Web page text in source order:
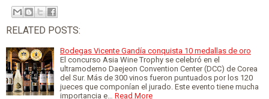
RELATED POSTS:
Bodegas Vicente Gandía conquista 10 medallas de oro
El concurso Asia Wine Trophy se celebró en el
ultramoderno Daejeon Convention Center (DCC) de Corea
del Sur. Más de 300 vinos fueron puntuados por los 120
jueces que componían el jurado. Este evento tiene mucha
importancia e… Read More